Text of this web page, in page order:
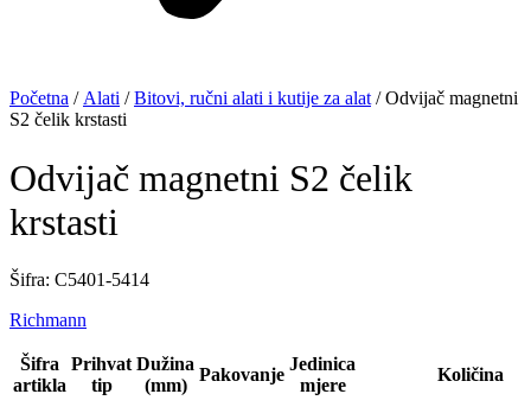
Početna / Alati /Bitovi, ručni alati i kutije za alat / Odvijač magnetni
S2 čelik krstasti
Odvijač magnetni S2 čelik
krstasti
Šifra: C5401-5414
Richmann
Šifra
artikla
Prihvat
tip
Dužina
(mm)
Pakovanje
Jedinica
mjere
Količina